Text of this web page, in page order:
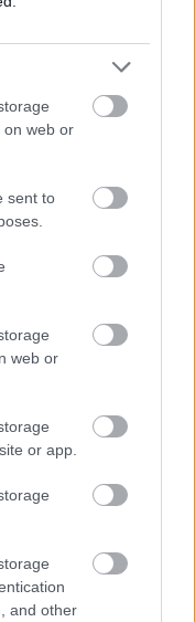
on web or
sent to
web or
or app.
and other